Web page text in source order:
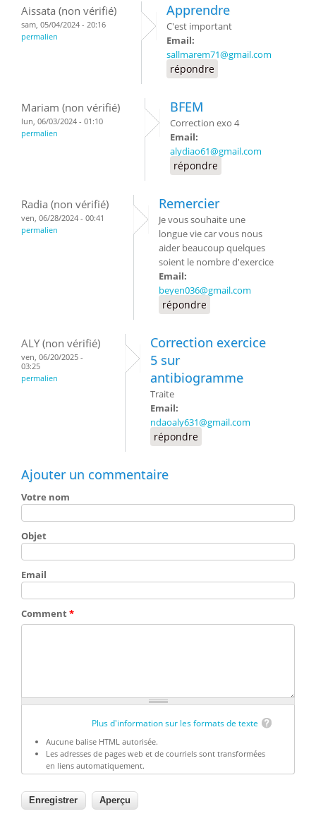
Aissata (non vérifié)
sam, 05/04/2024 - 20:16
permalien
Apprendre
C'est important
Email:
sallmarem71@gmail.com
répondre
Mariam (non vérifié)
lun, 06/03/2024 - 01:10
permalien
BFEM
Correction exo 4
Email:
alydiao61@gmail.com
répondre
Radia (non vérifié)
ven, 06/28/2024 - 00:41
permalien
Remercier
Je vous souhaite une
longue vie car vous nous
aider beaucoup quelques
soient le nombre d'exercice
Email:
beyen036@gmail.com
répondre
ALY (non vérifié)
ven, 06/20/2025 -
03:25
permalien
Correction exercice
5 sur
antibiogramme
Traite
Email:
ndaoaly631@gmail.com
répondre
Ajouter un commentaire
Votre nom
Objet
Email
Comment*
Plus d'information sur les formats de texte
Aucune balise HTML autorisée.
Les adresses de pages web et de courriels sont transformées
en liens automatiquement.